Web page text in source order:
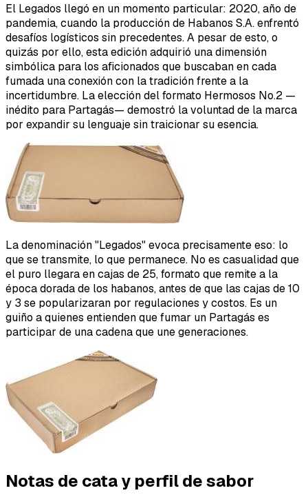
El Legados llegó en un momento particular: 2020, año de
pandemia, cuando la producción de Habanos S.A. enfrentó
desafíos logísticos sin precedentes. A pesar de esto, o
quizás por ello, esta edición adquirió una dimensión
simbólica para los aficionados que buscaban en cada
fumada una conexión con la tradición frente a la
incertidumbre. La elección del formato Hermosos No.2 —
inédito para Partagás— demostró la voluntad de la marca
por expandir su lenguaje sin traicionar su esencia.
La denominación "Legados" evoca precisamente eso: lo
que se transmite, lo que permanece. No es casualidad que
el puro llegara en cajas de 25, formato que remite a la
época dorada de los habanos, antes de que las cajas de 10
y 3 se popularizaran por regulaciones y costos. Es un
guiño a quienes entienden que fumar un Partagás es
participar de una cadena que une generaciones.
Notas de cata y perfil de sabor